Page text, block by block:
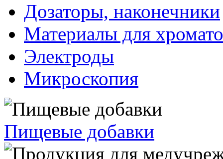
Дозаторы, наконечники
Материалы для
Электроды
Микроскопия
Пищевые добавки